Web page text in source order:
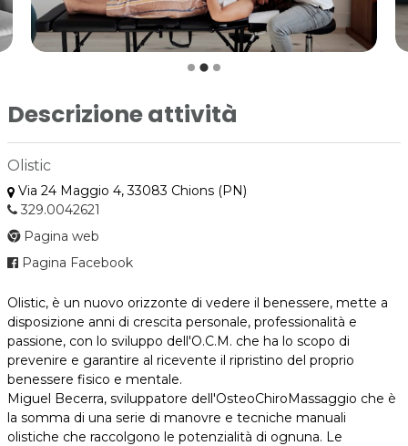
Descrizione attività
Olistic
Via 24 Maggio 4, 33083 Chions (PN)
329.0042621
Pagina web
Pagina Facebook
Olistic, è un nuovo orizzonte di vedere il benessere, mette a
disposizione anni di crescita personale, professionalità e
passione, con lo sviluppo dell'O.C.M. che ha lo scopo di
prevenire e garantire al ricevente il ripristino del proprio
benessere fisico e mentale.
Miguel Becerra, sviluppatore dell'OsteoChiroMassaggio che è
la somma di una serie di manovre e tecniche manuali
olistiche che raccolgono le potenzialità di ognuna. Le